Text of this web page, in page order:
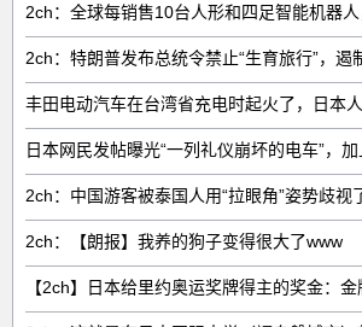
2ch：全球每销售‌10台人形和四足智能机器
丰田电动汽车在台湾省充电时起火了，日本
日本网民发帖曝光“一列礼仪崩坏的电车”，加
2ch：中国游客被泰国人用“拉眼角”姿势歧视
2ch：【朗报】我养的狗子变得很大了www